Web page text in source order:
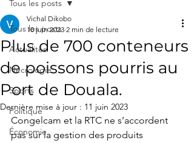
Tous les posts
Actualités
Nécrologie
Sports
Politique
Économie
Tous les posts
Plus de 700 conteneurs
de poissons pourris au
Port de Douala.
Vichal Dikobo
10 juin 2023 2 min de lecture
Dernière mise à jour : 11 juin 2023
Congelcam et la RTC ne s’accordent
pas sur la gestion des produits